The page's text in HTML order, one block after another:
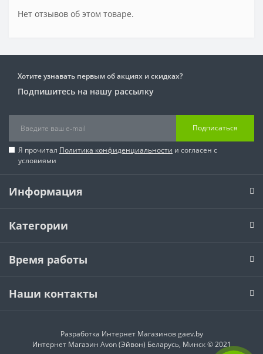
Нет отзывов об этом товаре.
Хотите узнавать первым об акциях и скидках?
Подпишитесь на нашу рассылку
Подписаться
Я прочитал Политика конфиденциальности и согласен с
условиями
Информация
Категории
Время работы
Наши контакты
Разработка Интернет Магазиновgaev.by
Интернет Магазин Avon (Эйвон) Беларусь, Минск © 2021